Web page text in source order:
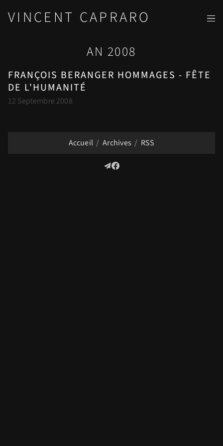
VINCENT CAPRARO
AN 2008
FRANÇOIS BERANGER HOMMAGES - FÊTE
DE L'HUMANITÉ
12 Septembre 2008
Accueil Archives RSS